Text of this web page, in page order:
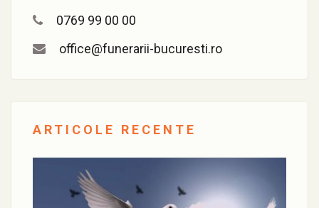
0769 99 00 00
office@funerarii-bucuresti.ro
ARTICOLE RECENTE